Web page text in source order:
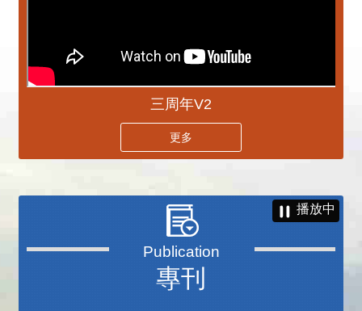
三周年V2
更多
專刊
播放中